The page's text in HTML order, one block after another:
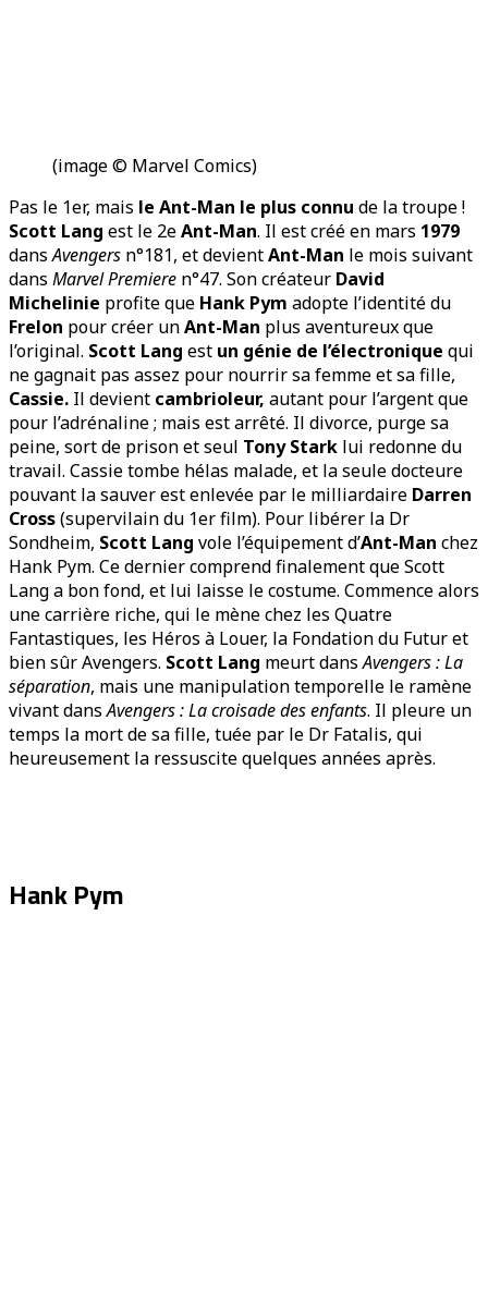
(image © Marvel Comics)
Pas le 1er, mais le Ant-Man le plus connu de la troupe !
Scott Lang est le 2eAnt-Man. Il est créé en mars 1979
dansAvengers n°181, et devientAnt-Man le mois suivant
dans Marvel Premiere n°47. Son créateur David
Michelinie profite que Hank Pym adopte l’identité du
Frelon pour créer unAnt-Man plus aventureux que
l’original. Scott Lang est un génie de l’électronique qui
ne gagnait pas assez pour nourrir sa femme et sa fille,
Cassie. Il devient cambrioleur, autant pour l’argent que
pour l’adrénaline ; mais est arrêté. Il divorce, purge sa
peine, sort de prison et seul Tony Stark lui redonne du
travail. Cassie tombe hélas malade, et la seule docteure
pouvant la sauver est enlevée par le milliardaire Darren
Cross(supervilain du 1er film). Pour libérer la Dr
Sondheim, Scott Lang vole l’équipement d’Ant-Man chez
Hank Pym. Ce dernier comprend finalement que Scott
Lang a bon fond, et lui laisse le costume. Commence alors
une carrière riche, qui le mène chez les Quatre
Fantastiques, les Héros à Louer, la Fondation du Futur et
bien sûr Avengers. Scott Lang meurt dansAvengers : La
séparation, mais une manipulation temporelle le ramène
vivant dansAvengers : La croisade des enfants. Il pleure un
temps la mort de sa fille, tuée par le Dr Fatalis, qui
heureusement la ressuscite quelques années après.
Hank Pym